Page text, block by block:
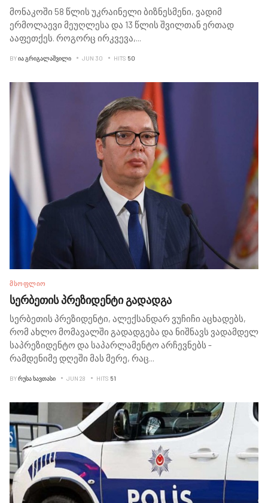
მონაკოში 58 წლის უკრაინელი ბიზნესმენი, ვადიმ
ერმოლაევი მეუღლესა და 13 წლის შვილთან ერთად
ააფეთქეს. როგორც ირკვევა,...
BYᲘᲐ ᲒᲠᲘᲒᲐᲚᲐᲨᲕᲘᲚᲘ JUN 30 HITS 50
ᲛᲡᲝᲤᲚᲘᲝ
სერბეთის პრეზიდენტი გადადგა
სერბეთის პრეზიდენტი, ალექსანდარ ვუჩიჩი აცხადებს,
რომ ახლო მომავალში გადადგება და ნიშნავს ვადამდელ
საპრეზიდენტო და საპარლამენტო არჩევნებს -
რამდენიმე დღეში მას მერე, რაც...
BYᲠᲣᲡᲐ ᲮᲐᲕᲗᲐᲡᲘ JUN 28 HITS 51